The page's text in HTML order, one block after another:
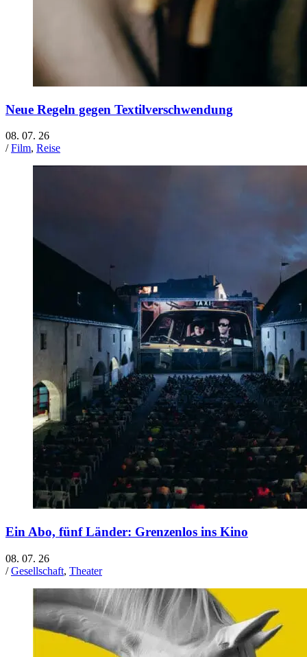
Neue Regeln gegen Textilverschwendung
08. 07. 26
/Film, Reise
Ein Abo, fünf Länder: Grenzenlos ins Kino
08. 07. 26
/Gesellschaft, Theater